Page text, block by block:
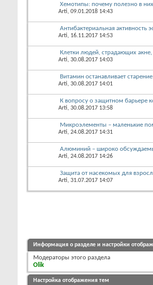
Хемотипы: почему полезно в
Arti, 09.01.2018 14:43
Антибактериальная активность
Arti, 16.11.2017 14:53
Клетки людей, страдающих
Arti, 30.08.2017 14:03
Витамин останавливает
Arti, 30.08.2017 14:01
К вопросу о защитном барьере
Arti, 30.08.2017 13:58
Микроэлементы – маленькие
Arti, 24.08.2017 14:31
Алюминий – широко
Arti, 24.08.2017 14:26
Защита от насекомых для
Arti, 31.07.2017 14:07
Информация о разделе и настройки
Модераторы этого раздела
Olik
Настройка отображения тем